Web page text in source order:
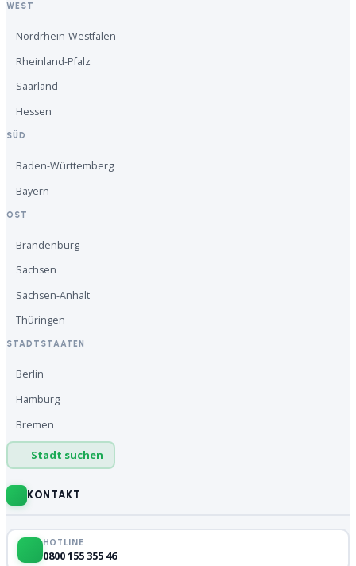
WEST
Nordrhein-Westfalen
Rheinland-Pfalz
Saarland
Hessen
SÜD
Baden-Württemberg
Bayern
OST
Brandenburg
Sachsen
Sachsen-Anhalt
Thüringen
STADTSTAATEN
Berlin
Hamburg
Bremen
Stadt suchen
KONTAKT
HOTLINE
0800 155 355 46